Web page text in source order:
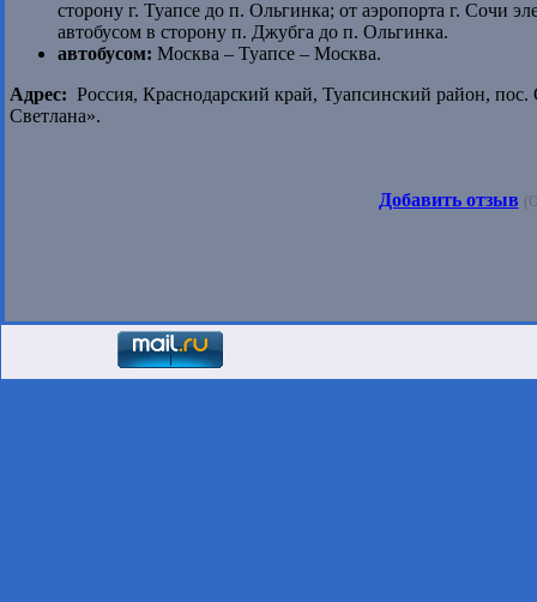
сторону г. Туапсе до п. Ольгинка; от аэропорта г. Сочи
автобусом в сторону п. Джубга до п. Ольгинка.
автобусом: Москва – Туапсе – Москва.
Адрес: Россия, Краснодарский край, Туапсинский район,
Светлана».
Добавить отзыв